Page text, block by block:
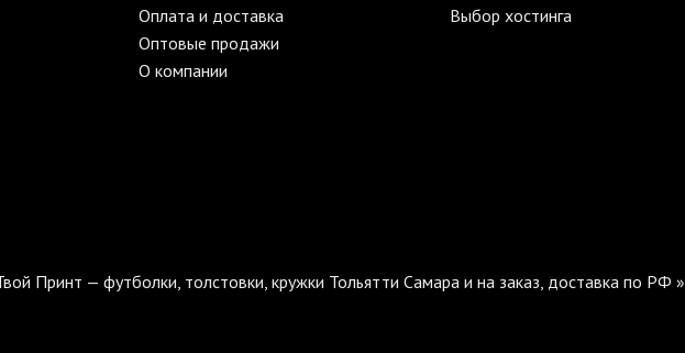
Оплата и доставка
Оптовые продажи
О компании
Выбор хостинга
Принт — футболки, толстовки, кружки Тольятти Самара и на заказ, доставка по РФ »